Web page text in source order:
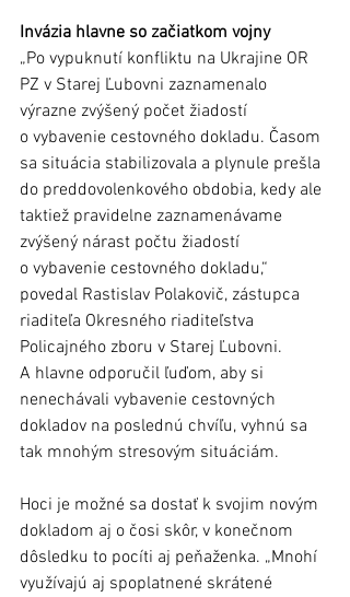
Invázia hlavne so začiatkom vojny
„Po vypuknutí konfliktu na Ukrajine OR
PZ v Starej Ľubovni zaznamenalo
výrazne zvýšený počet žiadostí
o vybavenie cestovného dokladu. Časom
sa situácia stabilizovala a plynule prešla
do preddovolenkového obdobia, kedy ale
taktiež pravidelne zaznamenávame
zvýšený nárast počtu žiadostí
o vybavenie cestovného dokladu,“
povedal Rastislav Polakovič, zástupca
riaditeľa Okresného riaditeľstva
Policajného zboru v Starej Ľubovni.
A hlavne odporučil ľuďom, aby si
nenechávali vybavenie cestovných
dokladov na poslednú chvíľu, vyhnú sa
tak mnohým stresovým situáciám.
Hoci je možné sa dostať k svojim novým
dokladom aj o čosi skôr, v konečnom
dôsledku to pocíti aj peňaženka. „Mnohí
využívajú aj spoplatnené skrátené